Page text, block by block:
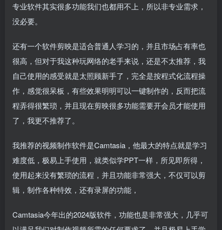
专业软件其实很多功能我们也都用不上，所以非专业需求，
没必要。
还有一个软件剪映是适合普通人学习的，并且市场占有率也
很高，但对于我这种玩网络的老手来说，还是不太推荐，我
自己使用的感受就是太照顾新手了，完全是按程式化流程操
作，感觉很呆板，有些效果明明可以一键制作的，反而把流
程弄得很繁琐，并且现在剪映很多功能需要开会员才能使用
了，我更不推荐了。
我推荐的视频制作软件是Camtasia，他最大的特点就是学习
难度低，极易上手使用，就类似学PPT一样，所见即所得，
使用起来没有繁琐的流程，并且功能非常强大，不仅可以剪
辑，制作各种特效，还有录屏的功能，
Camtasia今年出的2024版软件，功能也是非常强大，几乎可